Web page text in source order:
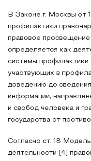
В Законе г. Москвы от
профилактики
правовое
определяется как
системы профилактики
участвующих в
доведению до
информации,
и свобод человека и
государства от
Согласно ст. 18
деятельности [4]